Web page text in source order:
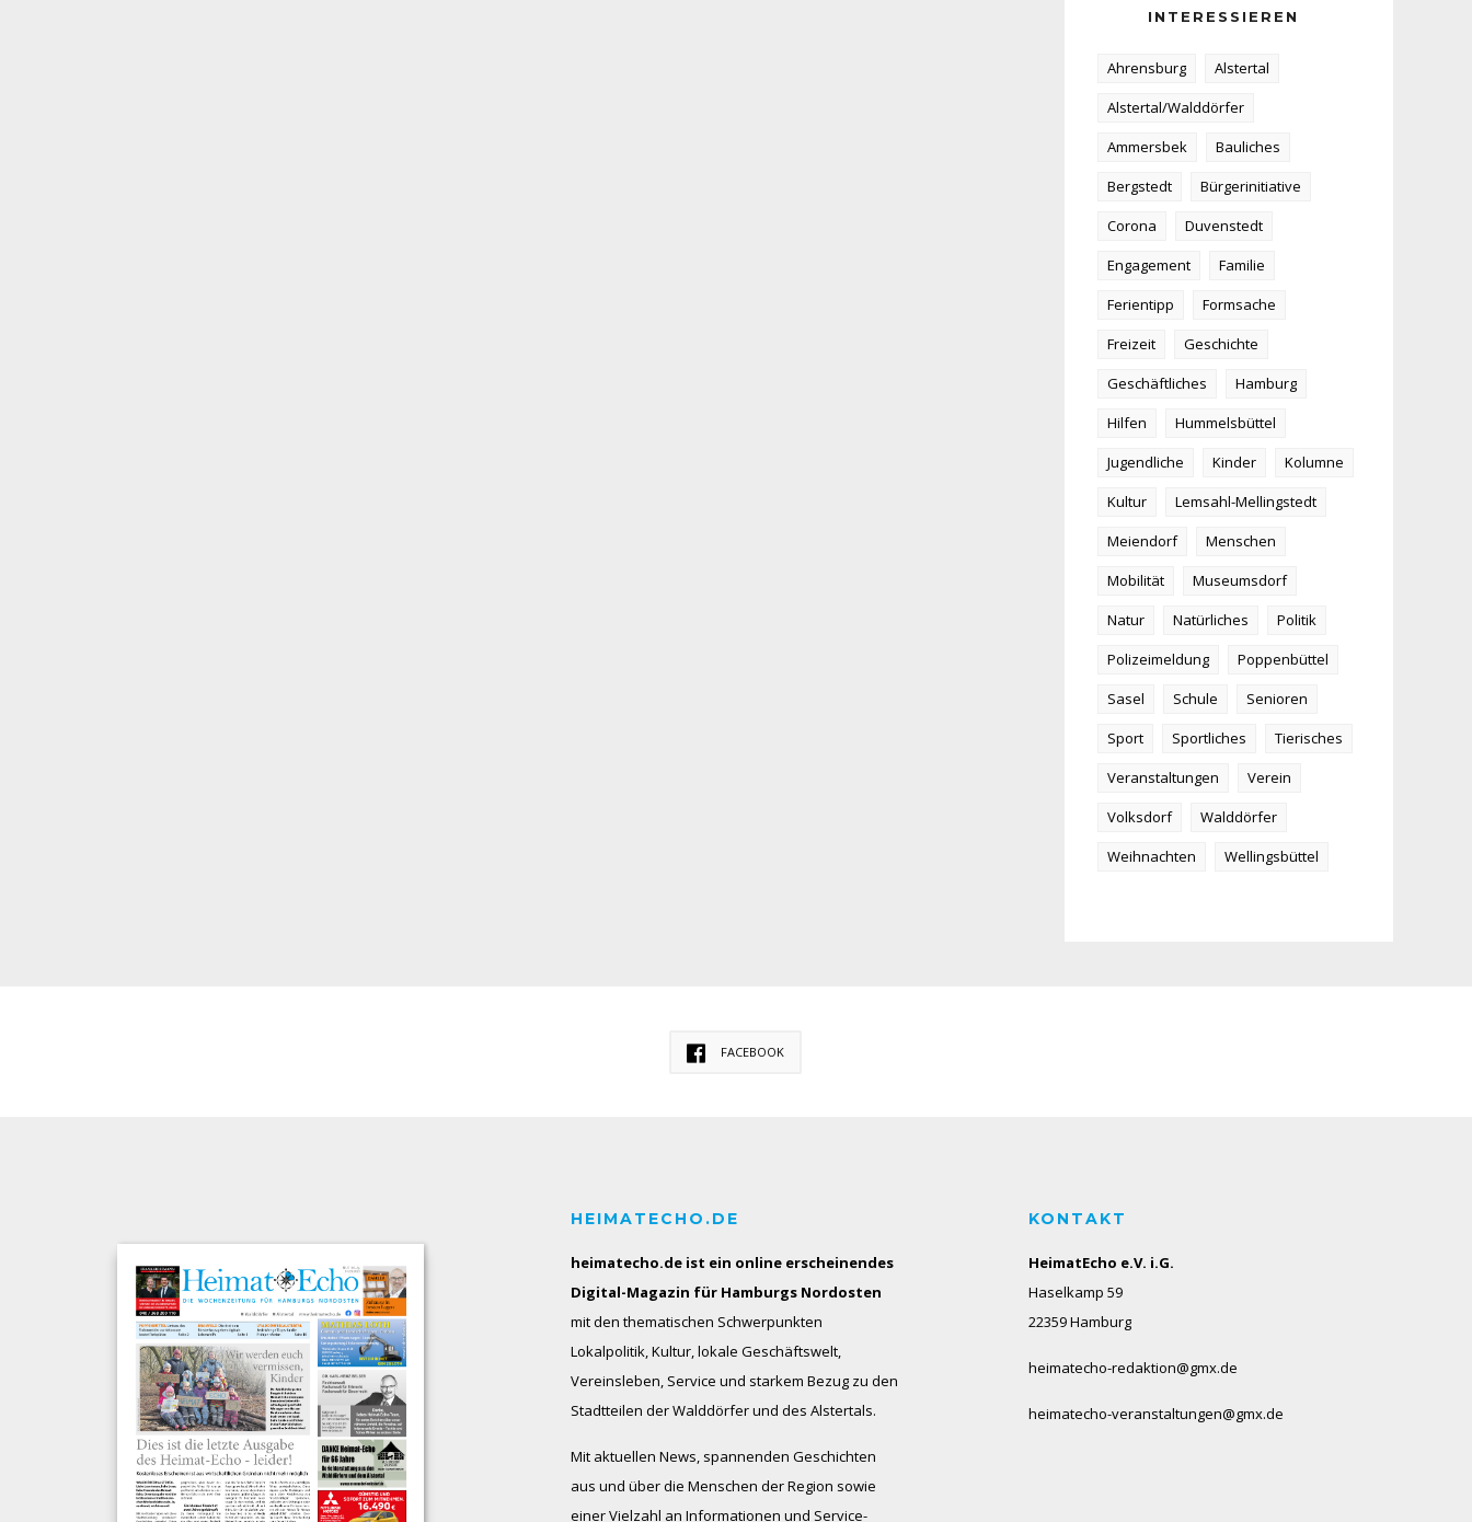
INTERESSIEREN
Ahrensburg
Alstertal
Alstertal/Walddörfer
Ammersbek
Bauliches
Bergstedt
Bürgerinitiative
Corona
Duvenstedt
Engagement
Familie
Ferientipp
Formsache
Freizeit
Geschichte
Geschäftliches
Hamburg
Hilfen
Hummelsbüttel
Jugendliche
Kinder
Kolumne
Kultur
Lemsahl-Mellingstedt
Meiendorf
Menschen
Mobilität
Museumsdorf
Natur
Natürliches
Politik
Polizeimeldung
Poppenbüttel
Sasel
Schule
Senioren
Sport
Sportliches
Tierisches
Veranstaltungen
Verein
Volksdorf
Walddörfer
Weihnachten
Wellingsbüttel
FACEBOOK
HEIMATECHO.DE
heimatecho.de ist ein online erscheinendes
Digital-Magazin für Hamburgs Nordosten
mit den thematischen Schwerpunkten
Lokalpolitik, Kultur, lokale Geschäftswelt,
Vereinsleben, Service und starkem Bezug zu den
Stadtteilen der Walddörfer und des Alstertals.
Mit aktuellen News, spannenden Geschichten
aus und über die Menschen der Region sowie
einer Vielzahl an Informationen und Service-
KONTAKT
HeimatEcho e.V. i.G.
Haselkamp 59
22359 Hamburg
heimatecho-redaktion@gmx.de
heimatecho-veranstaltungen@gmx.de